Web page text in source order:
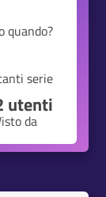
quando?
serie
utenti
da